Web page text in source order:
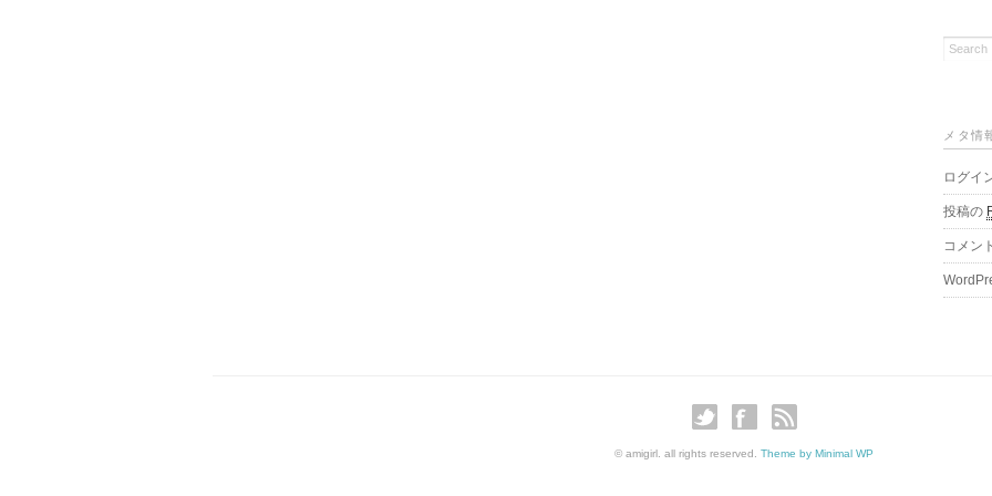
メタ情
ログイ
投稿の
コメン
© amigirl. all rights reserved. Theme by Minimal WP